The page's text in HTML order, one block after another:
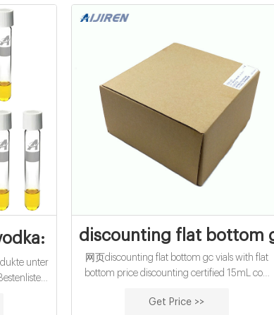
Clear, 10ml and 6ml in a variety of flat and
round bottom - suitable for CTC, Perkin
Alle Top Produkte im
unter
discounting flat bottom
网页discounting flat bottom gc vials with flat
bottom price discounting certified 15mL cod
AND SAVE UP TO 30% WHEN YOU
Get Price >>